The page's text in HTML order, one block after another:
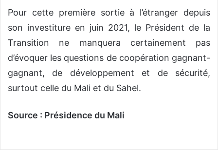
Pour cette première sortie à l’étranger depuis
son investiture en juin 2021, le Président de la
Transition ne manquera certainement pas
d’évoquer les questions de coopération gagnant-
gagnant, de développement et de sécurité,
surtout celle du Mali et du Sahel.
Source : Présidence du Mali